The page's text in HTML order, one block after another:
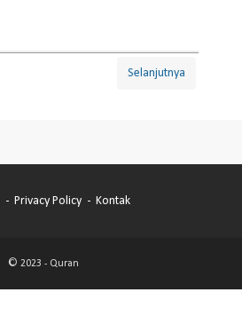
Selanjutnya
Privacy Policy Kontak
© 2023 - Quran